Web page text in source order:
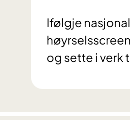
Ifølgje
og sette i verk